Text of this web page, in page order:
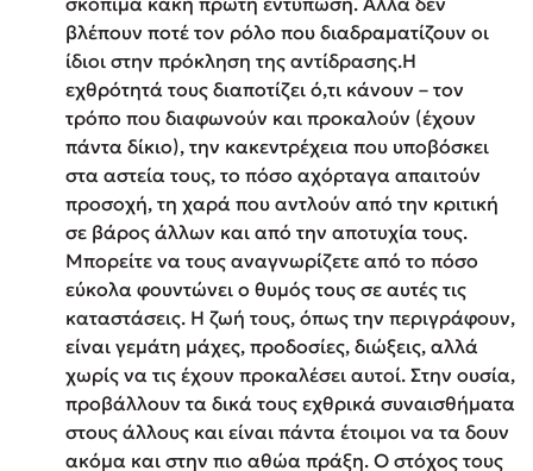
βλέπουν ποτέ τον ρόλο που διαδραματίζουν οι
ίδιοι στην πρόκληση της αντίδρασης.Η
εχθρότητά τους διαποτίζει ό,τι κάνουν – τον
τρόπο που διαφωνούν και προκαλούν (έχουν
πάντα δίκιο), την κακεντρέχεια που υποβόσκει
στα αστεία τους, το πόσο αχόρταγα απαιτούν
προσοχή, τη χαρά που αντλούν από την κριτική
σε βάρος άλλων και από την αποτυχία τους.
Μπορείτε να τους αναγνωρίζετε από το πόσο
εύκολα φουντώνει ο θυμός τους σε αυτές τις
καταστάσεις. Η ζωή τους, όπως την περιγράφουν,
είναι γεμάτη μάχες, προδοσίες, διώξεις, αλλά
χωρίς να τις έχουν προκαλέσει αυτοί. Στην ουσία,
προβάλλουν τα δικά τους εχθρικά συναισθήματα
στους άλλους και είναι πάντα έτοιμοι να τα δουν
ακόμα και στην πιο αθώα πράξη. Ο στόχος τους